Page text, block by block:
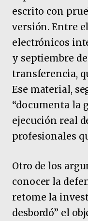
escrito con
versión. Entre
electrónicos
y septiembre de
transferencia,
Ese material,
“documenta la
ejecución real
profesionales
Otro de los
conocer la
retome la
desbordó” el